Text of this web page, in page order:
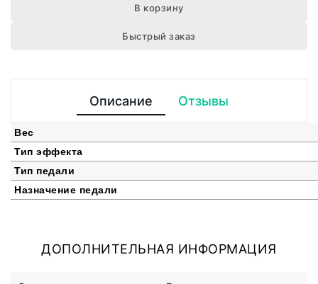
В корзину
Быстрый заказ
Описание Отзывы
Вес
Тип эффекта
Тип педали
Назначение педали
ДОПОЛНИТЕЛЬНАЯ ИНФОРМАЦИЯ